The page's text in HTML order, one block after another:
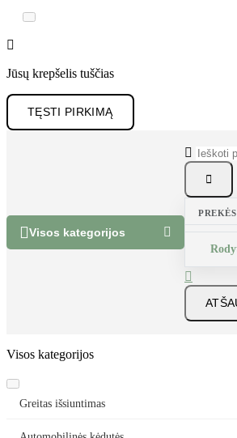

Jūsų krepšelis tuščias
TĘSTI PIRKIMĄ
Visos kategorijos 


PREKĖS

Visos kategorijos
Greitas išsiuntimas